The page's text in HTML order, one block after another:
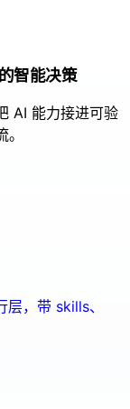
智能决策
AI 能力接进可验
，带 skills、